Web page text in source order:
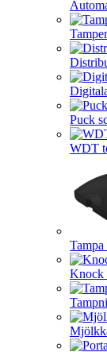
Tamper
Puck
WDT
Tampa
Knock